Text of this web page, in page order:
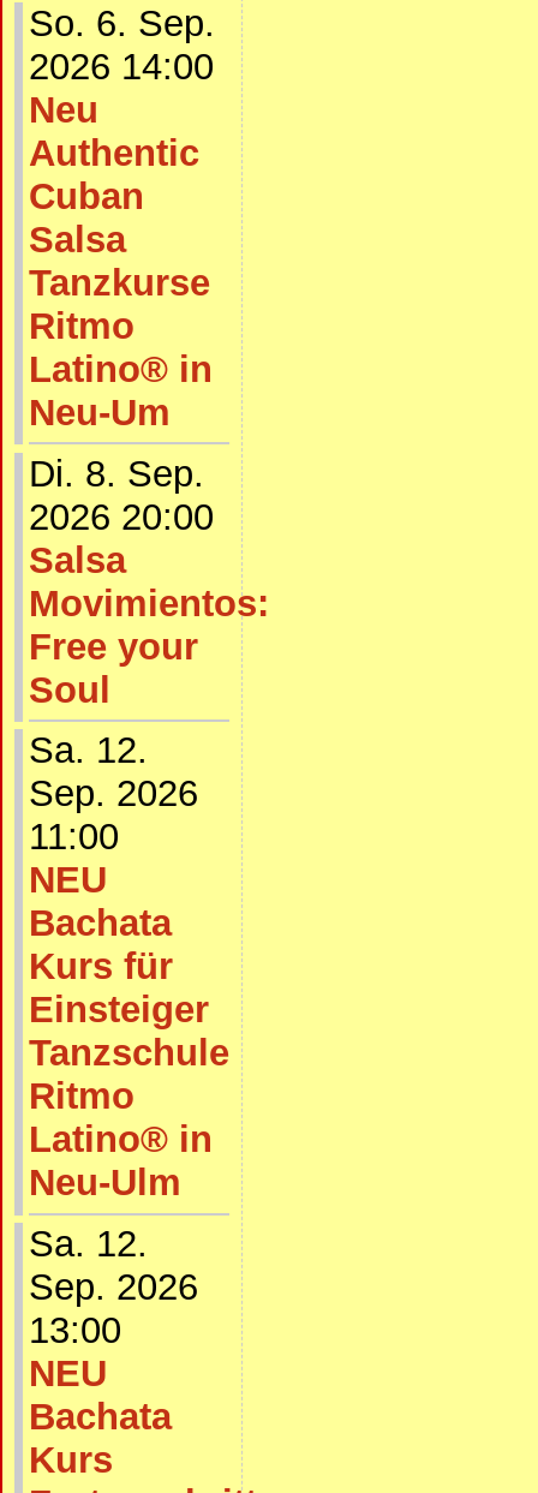
So. 6. Sep.
2026 14:00
Neu
Authentic
Cuban
Salsa
Tanzkurse
Ritmo
Latino® in
Neu-Um
Di. 8. Sep.
2026 20:00
Salsa
Movimientos:
Free your
Soul
Sa. 12.
Sep. 2026
11:00
NEU
Bachata
Kurs für
Einsteiger
Tanzschule
Ritmo
Latino® in
Neu-Ulm
Sa. 12.
Sep. 2026
13:00
NEU
Bachata
Kurs